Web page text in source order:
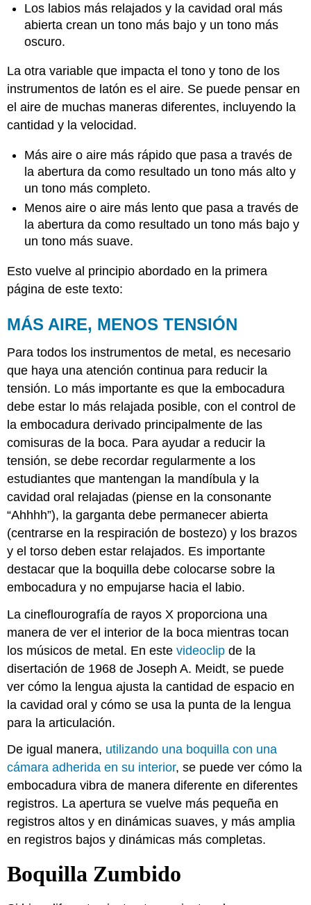
Los labios más relajados y la cavidad oral más
abierta crean un tono más bajo y un tono más
oscuro.
La otra variable que impacta el tono y tono de los
instrumentos de latón es el aire. Se puede pensar en
el aire de muchas maneras diferentes, incluyendo la
cantidad y la velocidad.
Más aire o aire más rápido que pasa a través de
la abertura da como resultado un tono más alto y
un tono más completo.
Menos aire o aire más lento que pasa a través de
la abertura da como resultado un tono más bajo y
un tono más suave.
Esto vuelve al principio abordado en la primera
página de este texto:
MÁS AIRE, MENOS TENSIÓN
Para todos los instrumentos de metal, es necesario
que haya una atención continua para reducir la
tensión. Lo más importante es que la embocadura
debe estar lo más relajada posible, con el control de
la embocadura derivado principalmente de las
comisuras de la boca. Para ayudar a reducir la
tensión, se debe recordar regularmente a los
estudiantes que mantengan la mandíbula y la
cavidad oral relajadas (piense en la consonante
“Ahhhh”), la garganta debe permanecer abierta
(centrarse en la respiración de bostezo) y los brazos
y el torso deben estar relajados. Es importante
destacar que la boquilla debe colocarse sobre la
embocadura y no empujarse hacia el labio.
La cineflourografía de rayos X proporciona una
manera de ver el interior de la boca mientras tocan
los músicos de metal. En estevideoclip de la
disertación de 1968 de Joseph A. Meidt, se puede
ver cómo la lengua ajusta la cantidad de espacio en
la cavidad oral y cómo se usa la punta de la lengua
para la articulación.
De igual manera, utilizando una boquilla con una
cámara adherida en su interior, se puede ver cómo la
embocadura vibra de manera diferente en diferentes
registros. La apertura se vuelve más pequeña en
registros altos y en dinámicas suaves, y más amplia
en registros bajos y dinámicas más completas.
Boquilla Zumbido